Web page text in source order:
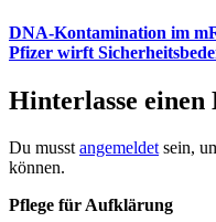
DNA-Kontamination im
Pfizer wirft
Hinterlasse
Du musst angemeldet sein,
können.
Pflege für Aufklärung